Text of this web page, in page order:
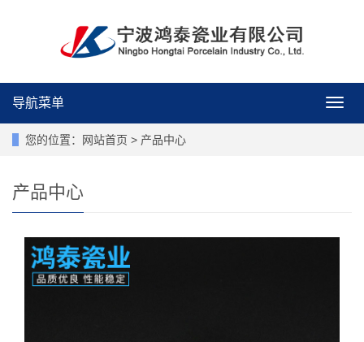
导
航
导航菜单
您的位置： 网站首页 > 产品中心
产品中心